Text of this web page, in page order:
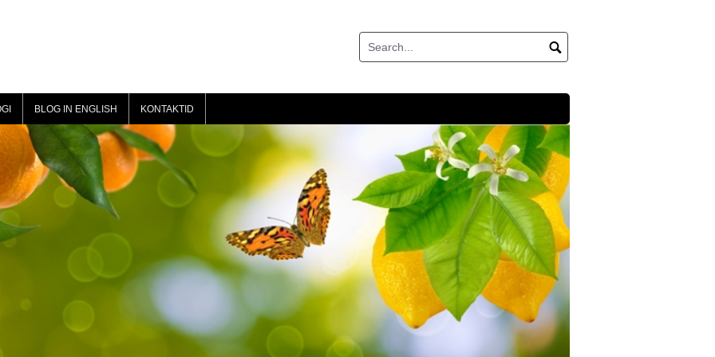
BLOG IN ENGLISH KONTAKTID